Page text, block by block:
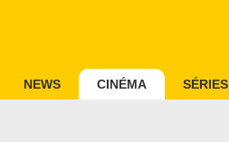
NEWS CINÉMA SÉRIES